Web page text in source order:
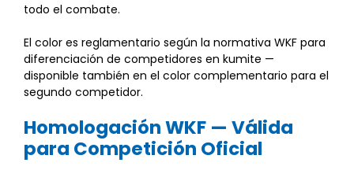
todo el combate.
El color es reglamentario según la normativa WKF para
diferenciación de competidores en kumite —
disponible también en el color complementario para el
segundo competidor.
Homologación WKF — Válida
para Competición Oficial